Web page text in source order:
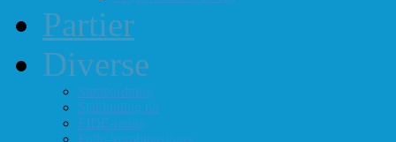
Partier
Diverse
Støtteordning
Sjakkrating.no
FIDE-rating
Follo-kombinasjoner